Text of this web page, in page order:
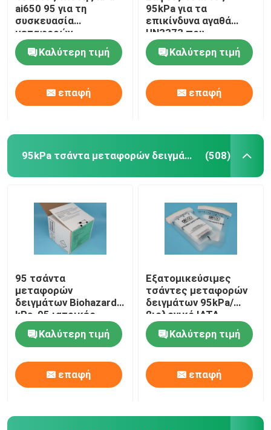
ai650 95 για τη
συσκευασία
μεταφορών
δειγμάτων Biohazard
Καλύτερη τιμή
επαφή
95kPa για τα
επικίνδυνα αγαθά
UN3373 που
συσκευάζουν,
τσάντες μεταφορών
δειγμάτων 95kPa
Καλύτερη τιμή
επαφή
95kPa τσάντα μεταφορών δειγμάτων (508)
95 τσάντα
μεταφορών
δειγμάτων Biohazard
kPa, 95 ιατρικές
τσάντες μεταφοράς
KPa Καλύτερη τιμή
επαφή
Εξατομικεύσιμες
τσάντες μεταφορών
δειγμάτων 95kPa/
βιολογικό IATA
τσαντών κινδύνου
εγκεκριμένες
Καλύτερη τιμή
επαφή